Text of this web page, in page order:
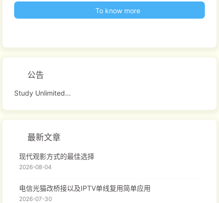
To know more
公告
Study Unlimited...
最新文章
现代观影方式的最佳选择
2026-08-04
电信光猫改桥接以及IPTV单线复用简单应用
2026-07-30